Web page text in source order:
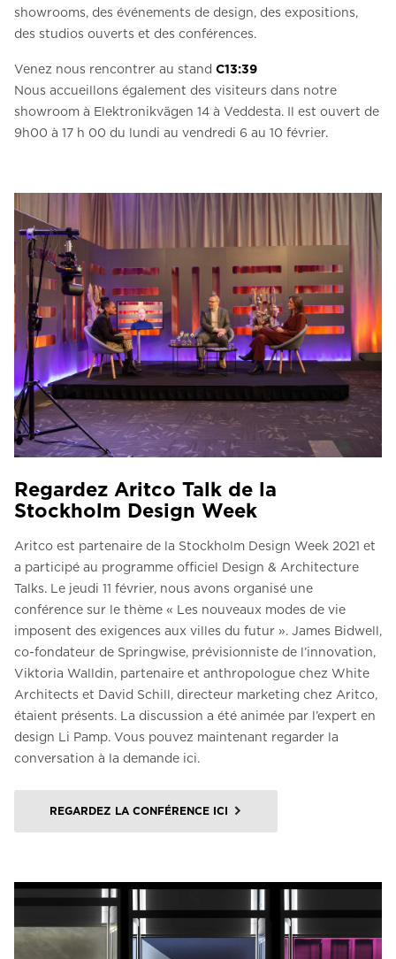
showrooms, des événements de design, des expositions,
des studios ouverts et des conférences.
Venez nous rencontrer au stand C13:39
Nous accueillons également des visiteurs dans notre
showroom à Elektronikvägen 14 à Veddesta. Il est ouvert de
9h00 à 17 h 00 du lundi au vendredi 6 au 10 février.
Regardez Aritco Talk de la
Stockholm Design Week
Aritco est partenaire de la Stockholm Design Week 2021 et
a participé au programme officiel Design & Architecture
Talks. Le jeudi 11 février, nous avons organisé une
conférence sur le thème « Les nouveaux modes de vie
imposent des exigences aux villes du futur ». James Bidwell,
co-fondateur de Springwise, prévisionniste de l’innovation,
Viktoria Walldin, partenaire et anthropologue chez White
Architects et David Schill, directeur marketing chez Aritco,
étaient présents. La discussion a été animée par l’expert en
design Li Pamp. Vous pouvez maintenant regarder la
conversation à la demande ici.
REGARDEZ LA CONFÉRENCE ICI